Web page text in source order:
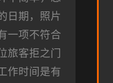
日期，照片
一项不符合
旅客拒之门
作时间是有